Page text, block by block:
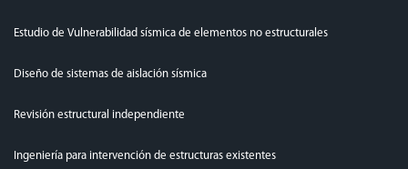
Estudio de Vulnerabilidad sísmica de elementos no estructurales
Diseño de sistemas de aislación sísmica
Revisión estructural independiente
Ingeniería para intervención de estructuras existentes